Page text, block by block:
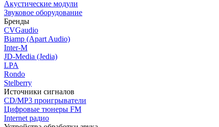
Акустические модули
Звуковое оборудование
Бренды
CVGaudio
Biamp (Apart Audio)
Inter-M
JD-Media (Jedia)
LPA
Rondo
Stelberry
Источники сигналов
CD/MP3 проигрыватели
Цифровые тюнеры FM
Internet радио